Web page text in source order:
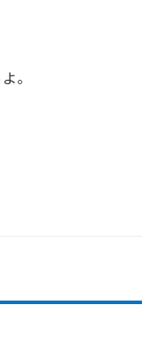
。